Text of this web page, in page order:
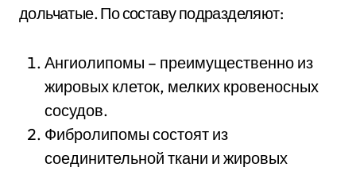
дольчатые. По составу подразделяют:
Ангиолипомы – преимущественно из
жировых клеток, мелких кровеносных
сосудов.
Фибролипомы состоят из
соединительной ткани и жировых